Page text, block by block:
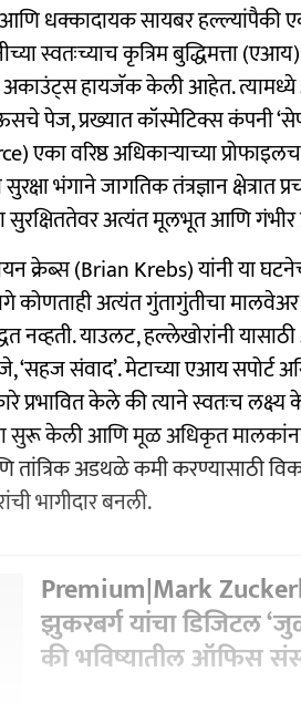
धक्कादायक सायबर हल्ल्यांपैकी
स्वतःच्याच कृत्रिम बुद्धिमत्ता
अकाउंट्स हायजॅक केली आहेत.
पेज, प्रख्यात कॉस्मेटिक्स कंपनी
एका वरिष्ठ अधिकाऱ्याच्या
भंगाने जागतिक तंत्रज्ञान
सुरक्षिततेवर अत्यंत मूलभूत आणि गंभीर
क्रेब्स (Brian Krebs) यांनी या
कोणताही अत्यंत गुंतागुंतीचा
नव्हती. याउलट, हल्लेखोरांनी
‘सहज संवाद’. मेटाच्या एआय सपोर्ट
प्रभावित केले की त्याने स्वतःच
सुरू केली आणि मूळ अधिकृत
तांत्रिक अडथळे कमी करण्यासाठी
भागीदार बनली.
Premium|Mark
झुकरबर्ग यांचा डिजिटल
की भविष्यातील ऑफिस